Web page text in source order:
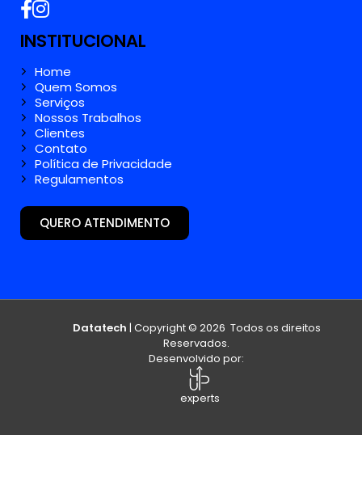
INSTITUCIONAL
Home
Quem Somos
Serviços
Nossos Trabalhos
Clientes
Contato
Política de Privacidade
Regulamentos
QUERO ATENDIMENTO
Datatech | Copyright © 2026 Todos os direitos
Reservados.
Desenvolvido por:
experts